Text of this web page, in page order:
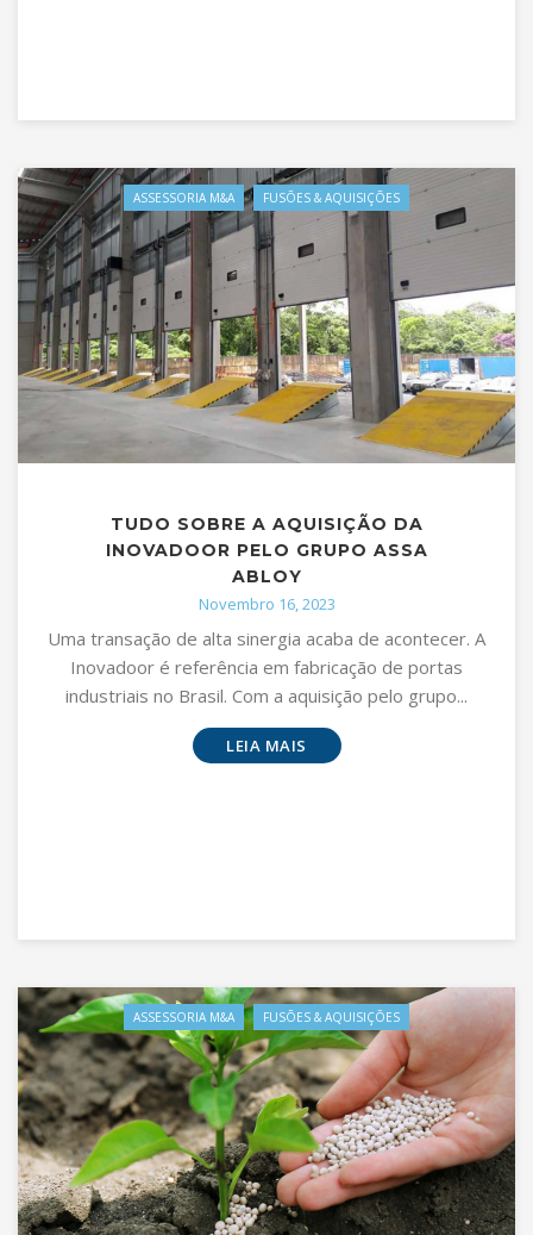
ASSESSORIA M&A FUSÕES & AQUISIÇÕES
TUDO SOBRE A AQUISIÇÃO DA
INOVADOOR PELO GRUPO ASSA
ABLOY
Novembro 16, 2023
Uma transação de alta sinergia acaba de acontecer. A
Inovadoor é referência em fabricação de portas
industriais no Brasil. Com a aquisição pelo grupo...
LEIA MAIS
ASSESSORIA M&A FUSÕES & AQUISIÇÕES